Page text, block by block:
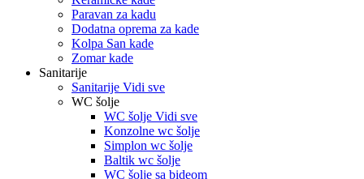
Paravan za kadu
Dodatna oprema za kade
Kolpa San kade
Zomar kade
Sanitarije
Sanitarije Vidi sve
WC šolje
WC šolje Vidi sve
Konzolne wc šolje
Simplon wc šolje
Baltik wc šolje
WC šolje sa bideom